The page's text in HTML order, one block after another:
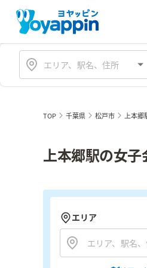
TOP 千葉県 松戸市 上本郷
上本郷駅の女
エリア